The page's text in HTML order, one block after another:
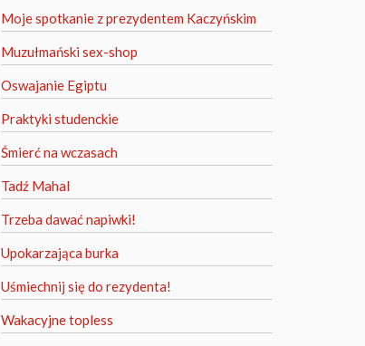
Moje spotkanie z prezydentem Kaczyńskim
Muzułmański sex-shop
Oswajanie Egiptu
Praktyki studenckie
Śmierć na wczasach
Tadź Mahal
Trzeba dawać napiwki!
Upokarzająca burka
Uśmiechnij się do rezydenta!
Wakacyjne topless